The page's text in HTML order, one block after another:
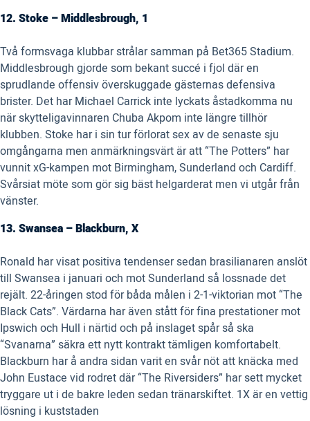
12. Stoke – Middlesbrough, 1
Två formsvaga klubbar strålar samman på Bet365 Stadium.
Middlesbrough gjorde som bekant succé i fjol där en
sprudlande offensiv överskuggade gästernas defensiva
brister. Det har Michael Carrick inte lyckats åstadkomma nu
när skytteligavinnaren Chuba Akpom inte längre tillhör
klubben. Stoke har i sin tur förlorat sex av de senaste sju
omgångarna men anmärkningsvärt är att “The Potters” har
vunnit xG-kampen mot Birmingham, Sunderland och Cardiff.
Svårsiat möte som gör sig bäst helgarderat men vi utgår från
vänster.
13. Swansea – Blackburn, X
Ronald har visat positiva tendenser sedan brasilianaren anslöt
till Swansea i januari och mot Sunderland så lossnade det
rejält. 22-åringen stod för båda målen i 2-1-viktorian mot “The
Black Cats”. Värdarna har även stått för fina prestationer mot
Ipswich och Hull i närtid och på inslaget spår så ska
“Svanarna” säkra ett nytt kontrakt tämligen komfortabelt.
Blackburn har å andra sidan varit en svår nöt att knäcka med
John Eustace vid rodret där “The Riversiders” har sett mycket
tryggare ut i de bakre leden sedan tränarskiftet. 1X är en vettig
lösning i kuststaden